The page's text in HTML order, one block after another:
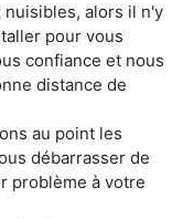
nuisibles, alors il n'y
pour vous
confiance et nous
distance de
au point les
débarrasser de
problème à votre